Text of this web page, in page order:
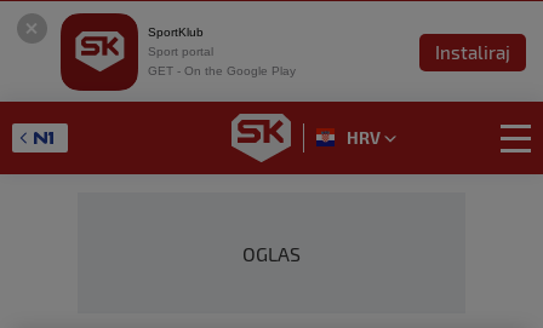
SportKlub
Sport portal
GET - On the Google Play
Instaliraj
HRV
OGLAS